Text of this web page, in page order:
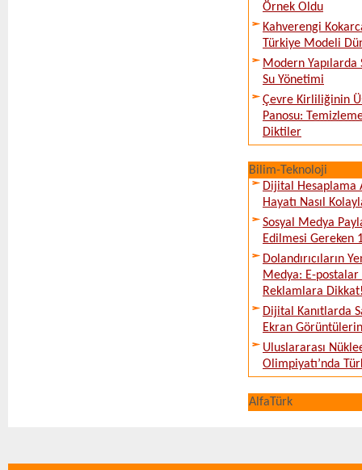
Örnek Oldu
Kahverengi
Türkiye Modeli
Modern Yapılarda
Su Yönetimi
Çevre Kirliliğinin
Panosu:
Diktiler
Bilim-Teknoloji
Dijital Hesaplama
Hayatı Nasıl
Sosyal Medya
Edilmesi Gereken
Dolandırıcıların
Medya: E-postalar
Reklamlara
Dijital Kanıtlarda
Ekran
Uluslararası
Olimpiyatı’nda
AlfaTürk